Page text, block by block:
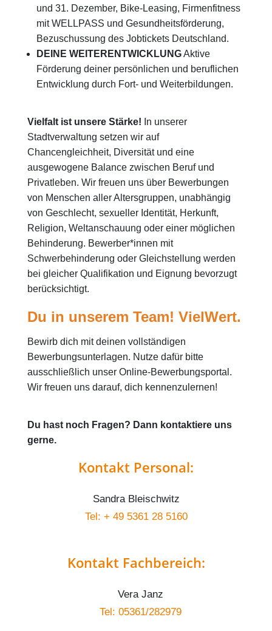
und 31. Dezember, Bike-Leasing, Firmenfitness
mit WELLPASS und Gesundheitsförderung,
Bezuschussung des Jobtickets Deutschland.
DEINE WEITERENTWICKLUNGAktive
Förderung deiner persönlichen und beruflichen
Entwicklung durch Fort- und Weiterbildungen.
Vielfalt ist unsere Stärke! In unserer
Stadtverwaltung setzen wir auf
Chancengleichheit, Diversität und eine
ausgewogene Balance zwischen Beruf und
Privatleben. Wir freuen uns über Bewerbungen
von Menschen aller Altersgruppen, unabhängig
von Geschlecht, sexueller Identität, Herkunft,
Religion, Weltanschauung oder einer möglichen
Behinderung. Bewerber*innen mit
Schwerbehinderung oder Gleichstellung werden
bei gleicher Qualifikation und Eignung bevorzugt
berücksichtigt.
Du in unserem Team! VielWert.
Bewirb dich mit deinen vollständigen
Bewerbungsunterlagen. Nutze dafür bitte
ausschließlich unser Online-Bewerbungsportal.
Wir freuen uns darauf, dich kennenzulernen!
Du hast noch Fragen? Dann kontaktiere uns
gerne.
Kontakt Personal:
Sandra Bleischwitz
Tel: + 49 5361 28 5160
Kontakt Fachbereich:
Vera Janz
Tel: 05361/282979